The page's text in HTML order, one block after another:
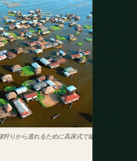
りから逃れるために高床式で建設。今も約2